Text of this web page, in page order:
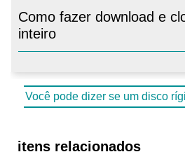
Como fazer download e
inteiro
Você pode dizer se um disco
itens relacionados